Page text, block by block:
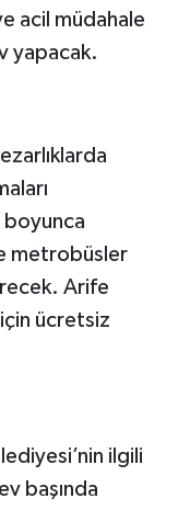
acil müdahale
yapacak.
boyunca
metrobüsler
Arife
ücretsiz
ilgili
başında